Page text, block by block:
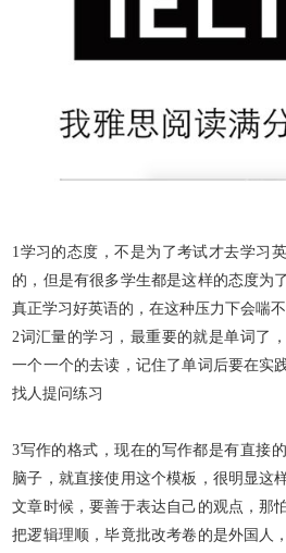
1 学习的态度，不是为了考试才去学习
的，但是有很多学生都是这样的态度为
真正学习好英语的，在这种压力下会喘
2词汇量的学习，最重要的就是单词了
一个一个的去读，记住了单词后要在实
找人提问练习
3写作的格式，现在的写作都是有直接
脑子，就直接使用这个模板，很明显这
文章时候，要善于表达自己的观点，那
把逻辑理顺，毕竟批改考卷的是外国人